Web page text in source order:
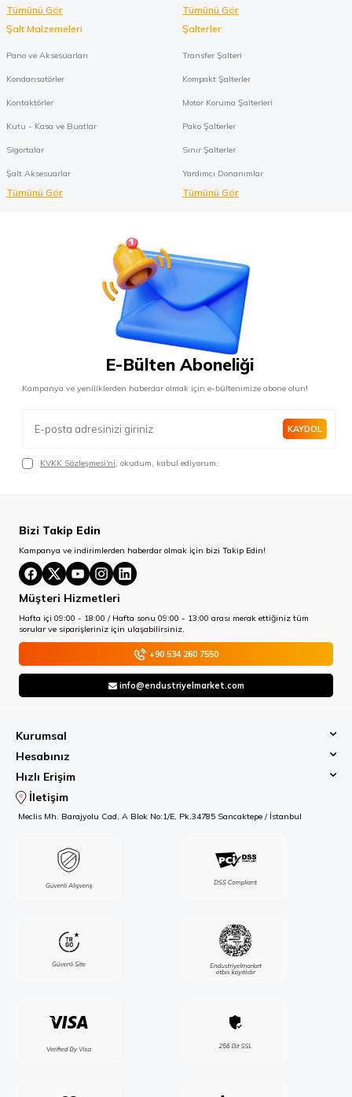
Tümünü Gör
Tümünü Gör
Şalt Malzemeleri
Pano ve Aksesuarları
Kondansatörler
Kontaktörler
Kutu - Kasa ve Buatlar
Sigortalar
Şalt Aksesuarlar
Tümünü Gör
Şalterler
Transfer Şalteri
Kompakt Şalterler
Motor Koruma Şalterleri
Pako Şalterler
Sınır Şalterler
Yardımcı Donanımlar
Tümünü Gör
E-Bülten Aboneliği
Kampanya ve yeniliklerden haberdar olmak için e-bültenimize abone olun!
KAYDOL
KVKK Sözleşmesi'ni, okudum, kabul ediyorum.
Bizi Takip Edin
Kampanya ve indirimlerden haberdar olmak için bizi Takip Edin!
Müşteri Hizmetleri
Hafta içi 09:00 - 18:00 / Hafta sonu 09:00 - 13:00 arası merak ettiğiniz tüm
sorular ve siparişleriniz için ulaşabilirsiniz.
+90 534 260 7550
info@endustriyelmarket.com
Kurumsal
Hesabınız
Hızlı Erişim
İletişim
Meclis Mh. Barajyolu Cad, A Blok No:1/E, Pk.34785 Sancaktepe / İstanbul